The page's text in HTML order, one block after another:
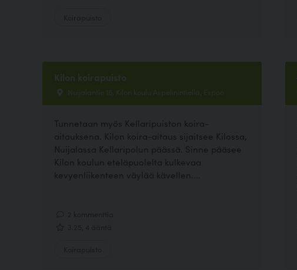
Kilon koirapuisto
Nuijalantie 16, Kilon koulu Aspelinintiellä, Espoo
Tunnetaan myös Kellaripuiston koira-
aitauksena. Kilon koira-aitaus sijaitsee Kilossa,
Nuijalassa Kellaripolun päässä. Sinne pääsee
Kilon koulun eteläpuolelta kulkevaa
kevyenliikenteen väylää kävellen....